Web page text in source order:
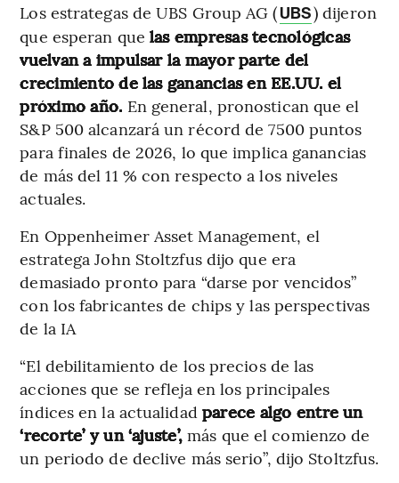
Los estrategas de UBS Group AG (UBS) dijeron
que esperan que las empresas tecnológicas
vuelvan a impulsar la mayor parte del
crecimiento de las ganancias en EE.UU. el
próximo año. En general, pronostican que el
S&P 500 alcanzará un récord de 7500 puntos
para finales de 2026, lo que implica ganancias
de más del 11 % con respecto a los niveles
actuales.
En Oppenheimer Asset Management, el
estratega John Stoltzfus dijo que era
demasiado pronto para “darse por vencidos”
con los fabricantes de chips y las perspectivas
de la IA
“El debilitamiento de los precios de las
acciones que se refleja en los principales
índices en la actualidad parece algo entre un
‘recorte’ y un ‘ajuste’, más que el comienzo de
un periodo de declive más serio”, dijo Stoltzfus.